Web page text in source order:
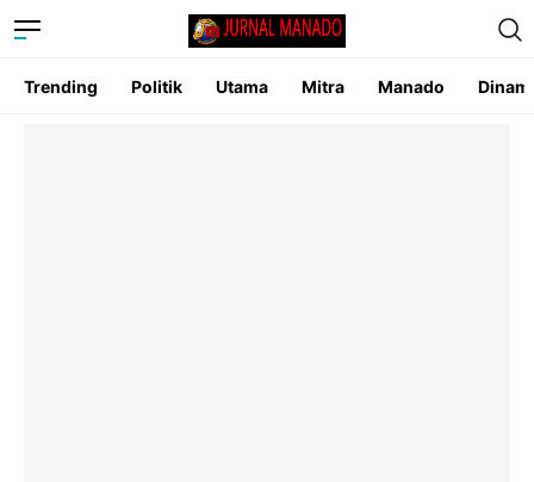
Trending Politik Utama Mitra Manado